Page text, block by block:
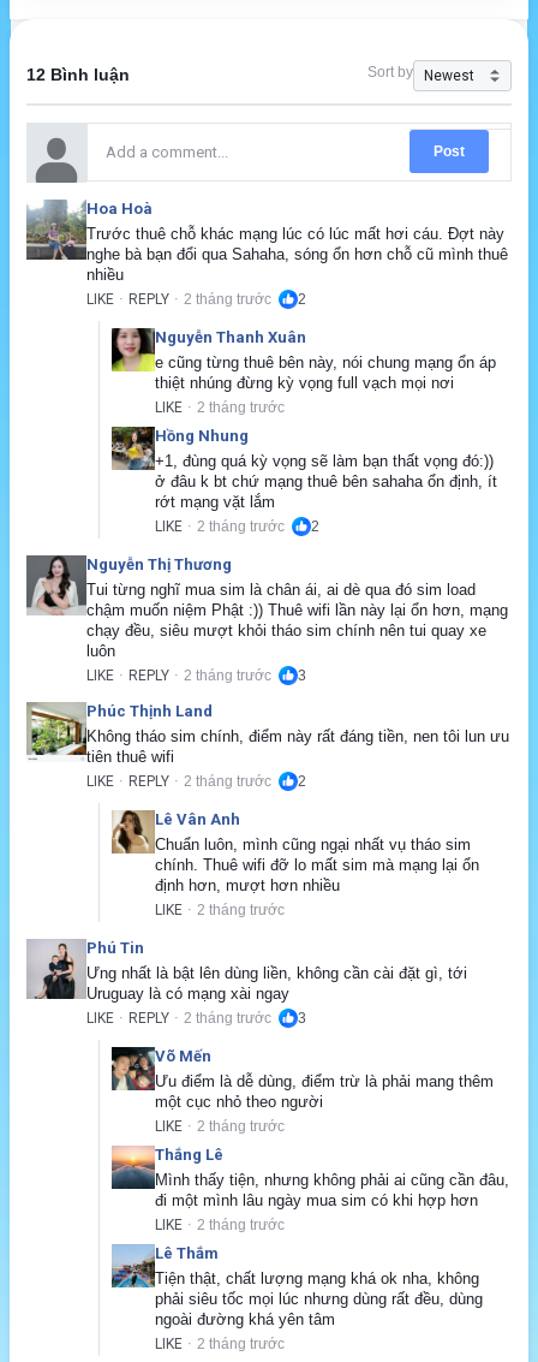
12 Bình luận Sort by
Post
Hoa Hoà
Trước thuê chỗ khác mạng lúc có lúc mất hơi cáu. Đợt này
nghe bà bạn đổi qua Sahaha, sóng ổn hơn chỗ cũ mình thuê
nhiều
LIKE · REPLY · 2 tháng trước 2
Nguyễn Thanh Xuân
e cũng từng thuê bên này, nói chung mạng ổn áp
thiệt nhúng đừng kỳ vọng full vạch mọi nơi
LIKE · 2 tháng trước
Hồng Nhung
+1, đùng quá kỳ vọng sẽ làm bạn thất vọng đó:))
ở đâu k bt chứ mạng thuê bên sahaha ổn định, ít
rớt mạng vặt lắm
LIKE · 2 tháng trước 2
Nguyễn Thị Thương
Tui từng nghĩ mua sim là chân ái, ai dè qua đó sim load
chậm muốn niệm Phật :)) Thuê wifi lần này lại ổn hơn, mạng
chạy đều, siêu mượt khỏi tháo sim chính nên tui quay xe
luôn
LIKE · REPLY · 2 tháng trước 3
Phúc Thịnh Land
Không tháo sim chính, điểm này rất đáng tiền, nen tôi lun ưu
tiên thuê wifi
LIKE · REPLY · 2 tháng trước 2
Lê Vân Anh
Chuẩn luôn, mình cũng ngại nhất vụ tháo sim
chính. Thuê wifi đỡ lo mất sim mà mạng lại ổn
định hơn, mượt hơn nhiều
LIKE · 2 tháng trước
Phú Tin
Ưng nhất là bật lên dùng liền, không cần cài đặt gì, tới
Uruguay là có mạng xài ngay
LIKE · REPLY · 2 tháng trước 3
Võ Mến
Ưu điểm là dễ dùng, điểm trừ là phải mang thêm
một cục nhỏ theo người
LIKE · 2 tháng trước
Thắng Lê
Mình thấy tiện, nhưng không phải ai cũng cần đâu,
đi một mình lâu ngày mua sim có khi hợp hơn
LIKE · 2 tháng trước
Lê Thắm
Tiện thật, chất lượng mạng khá ok nha, không
phải siêu tốc mọi lúc nhưng dùng rất đều, dùng
ngoài đường khá yên tâm
LIKE · 2 tháng trước